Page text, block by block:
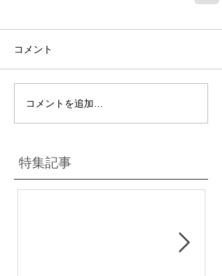
コメント
コメントを追加…
特集記事